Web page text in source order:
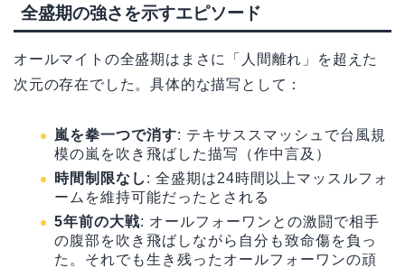
全盛期の強さを示すエピソード
オールマイトの全盛期はまさに「人間離れ」を超えた
次元の存在でした。具体的な描写として：
嵐を拳一つで消す: テキサススマッシュで台風規
模の嵐を吹き飛ばした描写（作中言及）
時間制限なし : 全盛期は24時間以上マッスルフォ
ームを維持可能だったとされる
5年前の大戦: オールフォーワンとの激闘で相手
の腹部を吹き飛ばしながら自分も致命傷を負っ
た。それでも生き残ったオールフォーワンの頑